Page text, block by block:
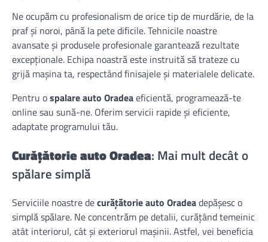
Ne ocupăm cu profesionalism de orice tip de murdărie, de la
praf și noroi, până la pete dificile. Tehnicile noastre
avansate și produsele profesionale garantează rezultate
excepționale. Echipa noastră este instruită să trateze cu
grijă mașina ta, respectând finisajele și materialele delicate.
Pentru ospalare auto Oradeaeficientă, programează-te
online sau sună-ne. Oferim servicii rapide și eficiente,
adaptate programului tău.
Curățătorie auto Oradea: Mai mult decât o
spălare simplă
Serviciile noastre decurățătorie auto Oradeadepășesc o
simplă spălare. Ne concentrăm pe detalii, curățând temeinic
atât interiorul, cât și exteriorul mașinii. Astfel, vei beneficia